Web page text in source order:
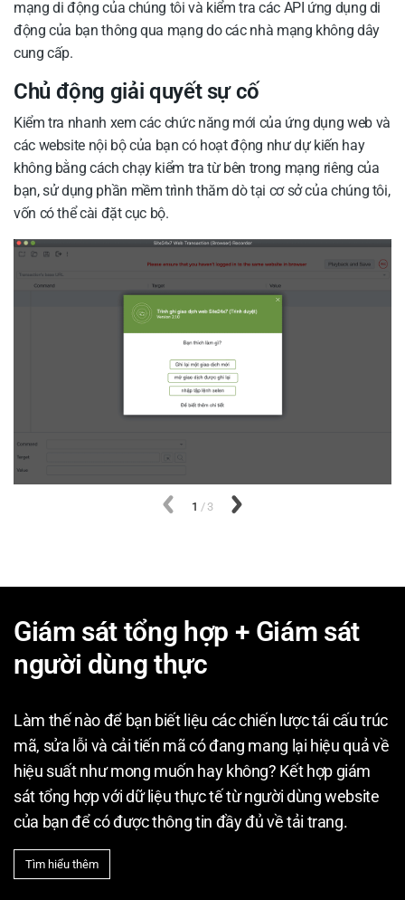
mạng di động của chúng tôi và kiểm tra các API ứng dụng di
động của bạn thông qua mạng do các nhà mạng không dây
cung cấp.
Chủ động giải quyết sự cố
Kiểm tra nhanh xem các chức năng mới của ứng dụng web và
các website nội bộ của bạn có hoạt động như dự kiến hay
không bằng cách chạy kiểm tra từ bên trong mạng riêng của
bạn, sử dụng phần mềm trình thăm dò tại cơ sở của chúng tôi,
vốn có thể cài đặt cục bộ.
Trước đós
1 / 3
Giám sát tổng hợp + Giám sát
người dùng thực
Làm thế nào để bạn biết liệu các chiến lược tái cấu trúc
mã, sửa lỗi và cải tiến mã có đang mang lại hiệu quả về
hiệu suất như mong muốn hay không? Kết hợp giám
sát tổng hợp với dữ liệu thực tế từ người dùng website
của bạn để có được thông tin đầy đủ về tải trang.
Tìm hiểu thêm